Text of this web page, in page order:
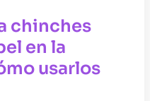
chinches
en la
usarlos